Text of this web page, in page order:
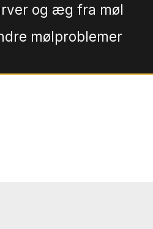
og æg fra møl
mølproblemer